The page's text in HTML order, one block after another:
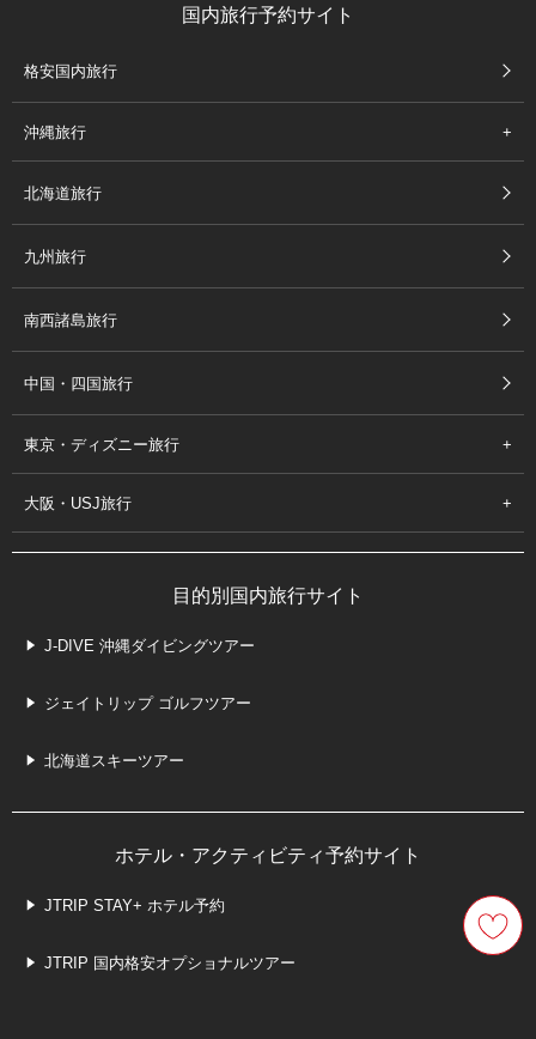
国内旅行予約サイト
格安国内旅行
沖縄旅行
北海道旅行
九州旅行
南西諸島旅行
中国・四国旅行
東京・ディズニー旅行
大阪・USJ旅行
目的別国内旅行サイト
J-DIVE 沖縄ダイビングツアー
ジェイトリップ ゴルフツアー
北海道スキーツアー
ホテル・アクティビティ予約サイト
JTRIP STAY+ ホテル予約
JTRIP 国内格安オプショナルツアー